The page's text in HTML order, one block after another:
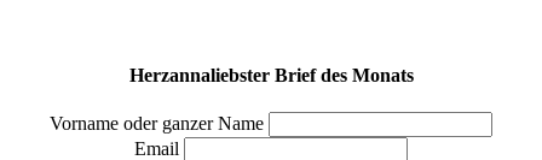
Herzannaliebster Brief des Monats
Vorname oder ganzer Name
Email